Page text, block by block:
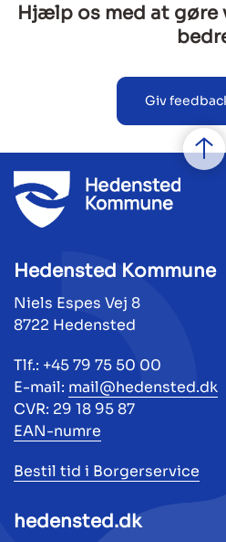
Hjælp os med at gøre
Giv
Hedensted Kommune
Niels Espes Vej 8
8722 Hedensted
Tlf.: +45 79 75 50 00
E-mail: mail@hedensted.dk
CVR: 29 18 95 87
EAN-numre
Bestil tid i Borgerservice
hedensted.dk